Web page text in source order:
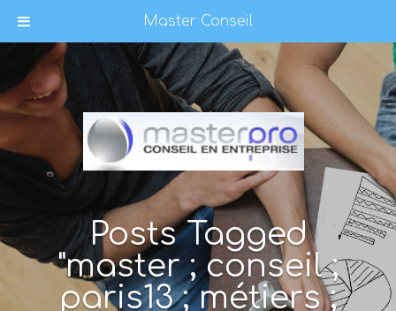
Posts Tagged
"master ; conseil ;
paris13 ; métiers ;
Master Conseil